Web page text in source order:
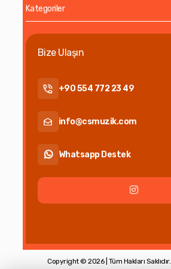
Kategoriler
Bize Ulaşın
+90 554 772 23 49
info@csmuzik.com
Whatsapp Destek
Copyright © 2026 | Tüm Hakları Saklıdır.